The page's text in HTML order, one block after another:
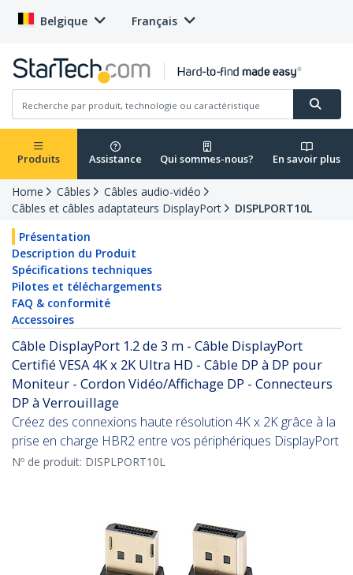
Belgique Français
Produits Assistance Qui sommes-nous? En savoir plus
Home Câbles
Câbles audio-vidéo
Câbles et câbles adaptateurs DisplayPort
DISPLPORT10L
Présentation
Description du Produit
Spécifications techniques
Pilotes et téléchargements
FAQ & conformité
Accessoires
Câble DisplayPort 1.2 de 3 m - Câble DisplayPort
Certifié VESA 4K x 2K Ultra HD - Câble DP à DP pour
Moniteur - Cordon Vidéo/Affichage DP - Connecteurs
DP à Verrouillage
Créez des connexions haute résolution 4K x 2K grâce à la
prise en charge HBR2 entre vos périphériques DisplayPort
Nº de produit: DISPLPORT10L